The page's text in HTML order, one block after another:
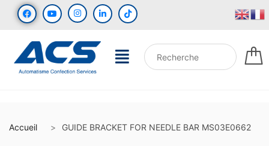
Accueil GUIDE BRACKET FOR NEEDLE BAR MS03E0662